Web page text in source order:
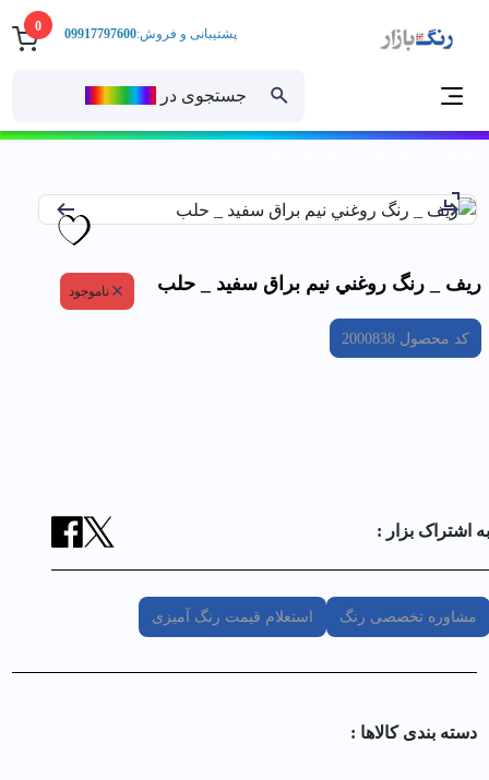
0
جستجوی در
پشتیبانی و فروش:09917797600
ريف _ رنگ روغني نيم براق سفيد _ حلب ناموجود
کد محصول2000838
به اشتراک بزار :
مشاوره تخصصی رنگ استعلام قیمت رنگ آمیزی
دسته بندی کالا‌ها :